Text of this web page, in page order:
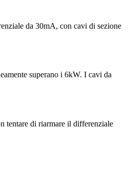
da 30mA, con cavi di sezione
superano i 6kW. I cavi da
tentare di riarmare il differenziale